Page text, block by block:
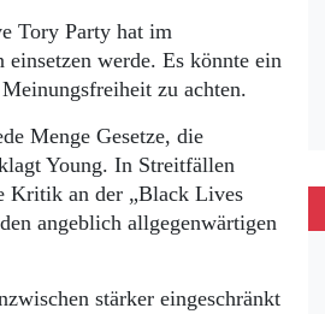
Tory Party hat im
werde. Es könnte ein
zu achten.
Menge Gesetze, die
Young. In Streitfällen
Kritik an der „Black Lives
angeblich allgegenwärtigen
stärker eingeschränkt